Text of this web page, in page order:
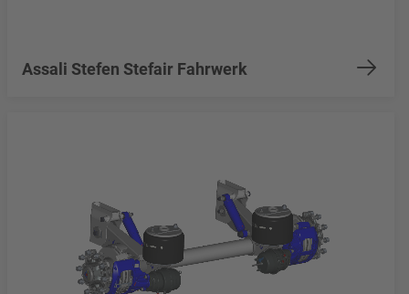
Assali Stefen Stefair Fahrwerk